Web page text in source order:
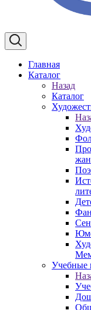
Главная
Каталог
Назад
Каталог
Учебные